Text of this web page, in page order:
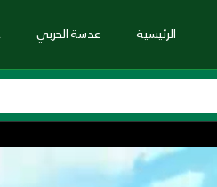
الرئيسية عدسة الحربي